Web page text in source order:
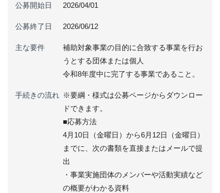
公募開始日 2026/04/01
公募終了日 2026/06/12
主な要件
補助対象事業の目的に合致する事業を行お
うとする団体または個人
令和8年度中に完了する事業であること。
手続きの流れ ※要綱・様式は公募ページからダウンロー
ドできます。
■応募方法
4月10日（金曜日）から6月12日（金曜日）
までに、次の書類を直接またはメールで提
出
・事業実施団体のメンバーや活動実績など
の概要がわかる資料